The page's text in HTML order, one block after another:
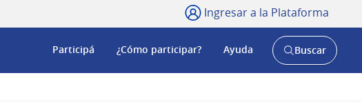
Ingresar a la Plataforma
Participá ¿Cómo participar? Ayuda
AbrirBuscar